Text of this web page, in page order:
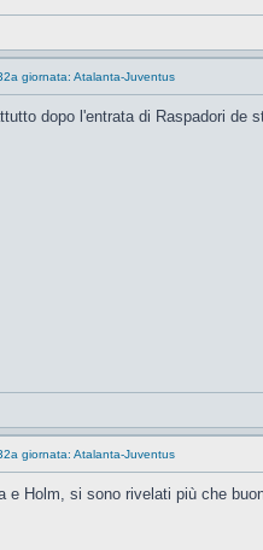
giornata: Atalanta-Juventus
dopo l'entrata di Raspadori de
giornata: Atalanta-Juventus
e Holm, si sono rivelati più che